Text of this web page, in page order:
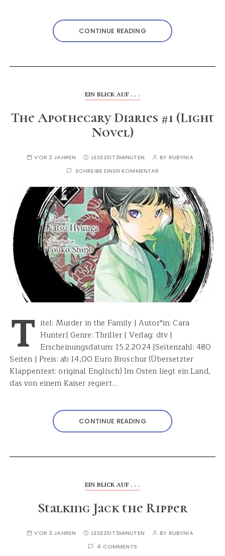
CONTINUE READING
EIN BLICK AUF . . .
The Apothecary Diaries #1 (Light
Novel)
VOR 2 JAHREN LESEZEIT3MINUTEN BY RUBYNIA
SCHREIBE EINEN KOMMENTAR
T itel: Murder in the Family | Autor*in: Cara
Hunter| Genre: Thriller | Verlag: dtv |
Erscheinungsdatum: 15.2.2024 |Seitenzahl: 480
Seiten | Preis: ab 14,00 Euro Broschur (Übersetzter
Klappentext: original Englisch) Im Osten liegt ein Land,
das von einem Kaiser regiert…
CONTINUE READING
EIN BLICK AUF . . .
Stalking Jack the Ripper
VOR 3 JAHREN LESEZEIT3MINUTEN BY RUBYNIA
4 COMMENTS